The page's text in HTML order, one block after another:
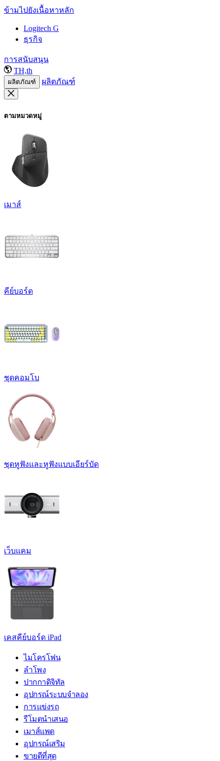
ข้ามไปยังเนื้อหาหลัก
Logitech G
ธุรกิจ
การสนับสนุน
TH,th
ผลิตภัณฑ์ ผลิตภัณฑ์
ตามหมวดหมู่
เมาส์
คีย์บอร์ด
ชุดคอมโบ
ชุดหูฟังและหูฟังแบบเอียร์บัด
เว็บแคม
เคสคีย์บอร์ด iPad
ไมโครโฟน
ลำโพง
ปากกาดิจิทัล
อุปกรณ์ระบบจำลอง
การแข่งรถ
รีโมตนำเสนอ
เมาส์แพด
อุปกรณ์เสริม
ขายดีที่สุด